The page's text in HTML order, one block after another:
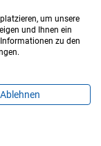
um unsere
und Ihnen ein
zu den
Ablehnen